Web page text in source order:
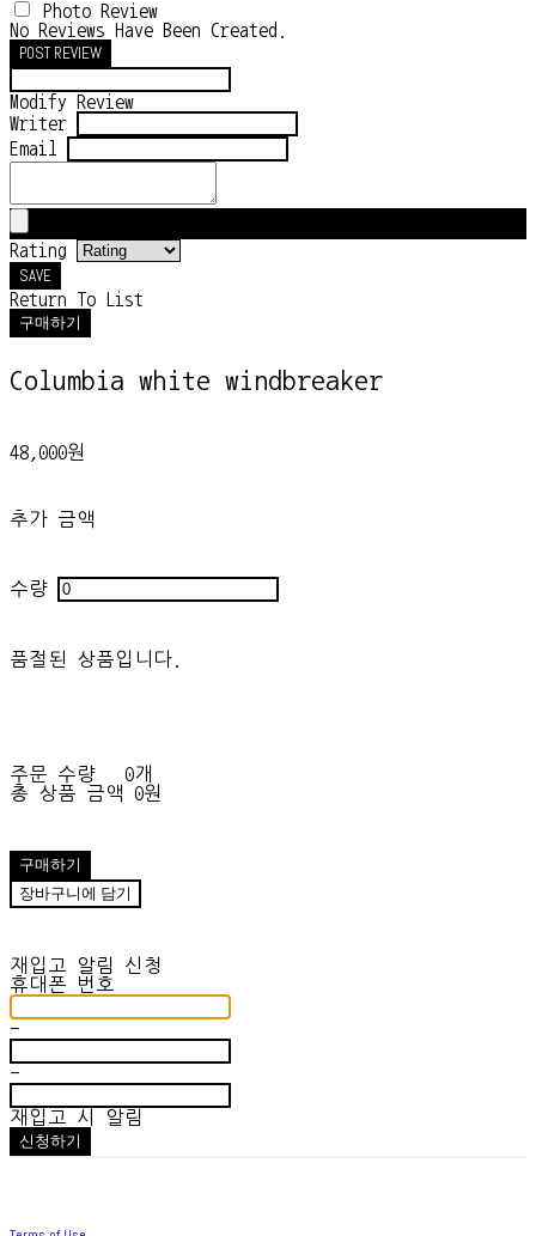
Photo Review
No Reviews Have Been Created.
POST REVIEW
Modify Review
Writer
Email
Rating
SAVE
Return To List
구매하기
Columbia white windbreaker
48,000원
추가 금액
수량
품절된 상품입니다.
주문 수량
0개
총 상품 금액
0원
구매하기
장바구니에 담기
재입고 알림 신청
휴대폰 번호
-
-
재입고 시 알림
신청하기